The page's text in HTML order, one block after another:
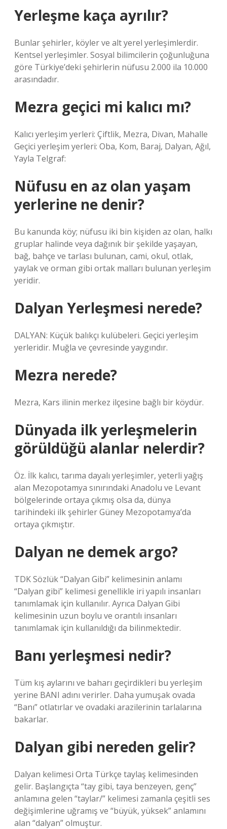
Yerleşme kaça ayrılır?
Bunlar şehirler, köyler ve alt yerel yerleşimlerdir.
Kentsel yerleşimler. Sosyal bilimcilerin çoğunluğuna
göre Türkiye’deki şehirlerin nüfusu 2.000 ila 10.000
arasındadır.
Mezra geçici mi kalıcı mı?
Kalıcı yerleşim yerleri: Çiftlik, Mezra, Divan, Mahalle
Geçici yerleşim yerleri: Oba, Kom, Baraj, Dalyan, Ağıl,
Yayla Telgraf:
Nüfusu en az olan yaşam
yerlerine ne denir?
Bu kanunda köy; nüfusu iki bin kişiden az olan, halkı
gruplar halinde veya dağınık bir şekilde yaşayan,
bağ, bahçe ve tarlası bulunan, cami, okul, otlak,
yaylak ve orman gibi ortak malları bulunan yerleşim
yeridir.
Dalyan Yerleşmesi nerede?
DALYAN: Küçük balıkçı kulübeleri. Geçici yerleşim
yerleridir. Muğla ve çevresinde yaygındır.
Mezra nerede?
Mezra, Kars ilinin merkez ilçesine bağlı bir köydür.
Dünyada ilk yerleşmelerin
görüldüğü alanlar nelerdir?
Öz. İlk kalıcı, tarıma dayalı yerleşimler, yeterli yağış
alan Mezopotamya sınırındaki Anadolu ve Levant
bölgelerinde ortaya çıkmış olsa da, dünya
tarihindeki ilk şehirler Güney Mezopotamya’da
ortaya çıkmıştır.
Dalyan ne demek argo?
TDK Sözlük “Dalyan Gibi” kelimesinin anlamı
“Dalyan gibi” kelimesi genellikle iri yapılı insanları
tanımlamak için kullanılır. Ayrıca Dalyan Gibi
kelimesinin uzun boylu ve orantılı insanları
tanımlamak için kullanıldığı da bilinmektedir.
Banı yerleşmesi nedir?
Tüm kış aylarını ve baharı geçirdikleri bu yerleşim
yerine BANI adını verirler. Daha yumuşak ovada
“Banı” otlatırlar ve ovadaki arazilerinin tarlalarına
bakarlar.
Dalyan gibi nereden gelir?
Dalyan kelimesi Orta Türkçe taylaş kelimesinden
gelir. Başlangıçta “tay gibi, taya benzeyen, genç”
anlamına gelen “taylar/” kelimesi zamanla çeşitli ses
değişimlerine uğramış ve “büyük, yüksek” anlamını
alan “dalyan” olmuştur.